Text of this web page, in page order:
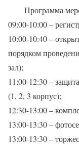
Программа
09:00-10:00 –
10:00-10:40 –
порядком
зал);
11:00-12:30 –
(1, 2, 3 корпус);
12:30-13:00 –
13:00-13:30 –
13:00-13:30 –